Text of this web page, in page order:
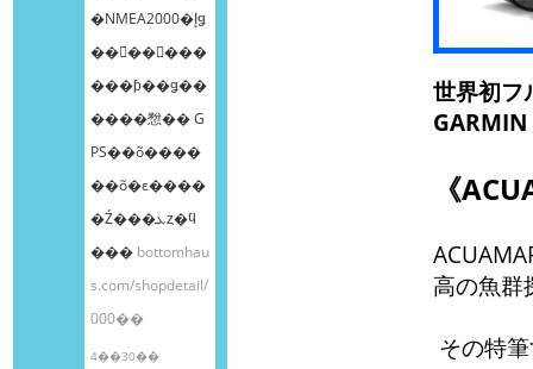
�NMEA2000�إǥ
��󥰥��󥵡���
���ƥ��ǥ��
����㥹�� G
PS��õ����
��õ�ε����
�Ź���ܥȥ�ϥ
��� bottomhau
s.com/shopdetail/
000��
4��30��
世界初フ
《
高の魚群
その特